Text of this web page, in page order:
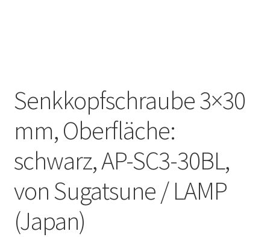
Widerrufsbelehrung
Senkkopfschraube 3×30
mm, Oberfläche:
schwarz, AP-SC3-30BL,
von Sugatsune / LAMP
(Japan)